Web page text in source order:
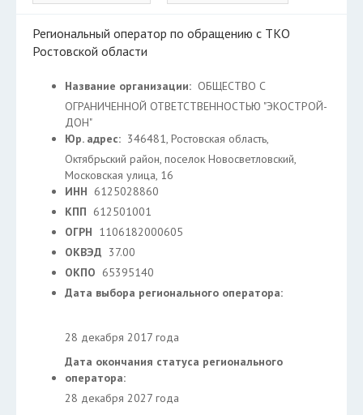
Региональный оператор по обращению с ТКО
Ростовской области
Название организации: ОБЩЕСТВО С
ОГРАНИЧЕННОЙ ОТВЕТСТВЕННОСТЬЮ "ЭКОСТРОЙ-
ДОН"
Юр. адрес: 346481, Ростовская область,
Октябрьский район, поселок Новосветловский,
Московская улица, 16
ИНН 6125028860
КПП 612501001
ОГРН 1106182000605
ОКВЭД 37.00
ОКПО 65395140
Дата выбора регионального оператора:
28 декабря 2017 года
Дата окончания статуса регионального
оператора:
28 декабря 2027 года